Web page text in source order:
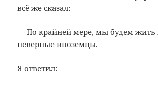
всё же сказал:
― По крайней мере, мы будем жить
неверные иноземцы.
Я ответил: